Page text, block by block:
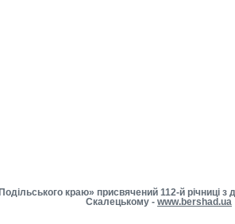
краю» присвячений 112-й
Скалецькому - www.bershad.ua